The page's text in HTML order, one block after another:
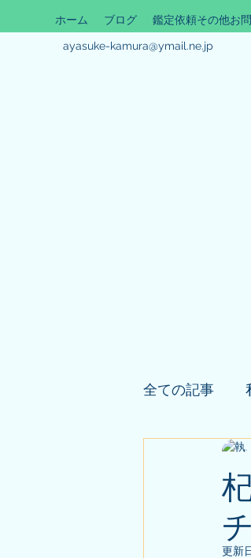
ホーム ブログ 鑑定依頼その他お
ayasuke-kamura@ymail.ne.jp
全ての記事
依頼者様
更新